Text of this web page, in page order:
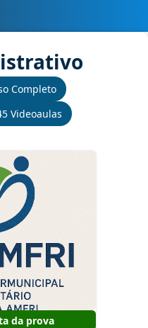
Completo
Videoaulas
da prova